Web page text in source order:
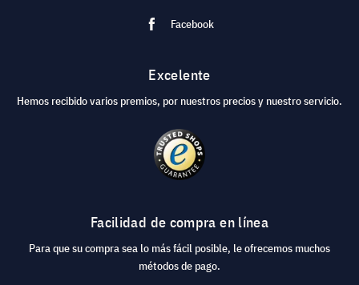
Facebook
Excelente
Hemos recibido varios premios, por nuestros precios y nuestro servicio.
Facilidad de compra en línea
Para que su compra sea lo más fácil posible, le ofrecemos muchos
métodos de pago.